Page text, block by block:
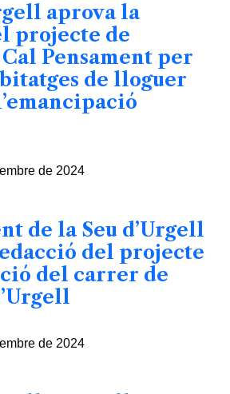
aprova la
projecte de
Pensament per
de lloguer
de 2024
de la Seu d’Urgell
del projecte
del carrer de
de 2024